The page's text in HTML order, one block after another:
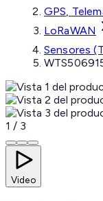
GPS,
LoRaWAN
Sensores
1 / 3
Video